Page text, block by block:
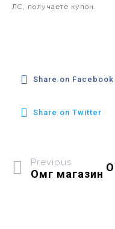
ЛС, получаете купон.
Share on Facebook
Share on Twitter
Previous
Омг магазин